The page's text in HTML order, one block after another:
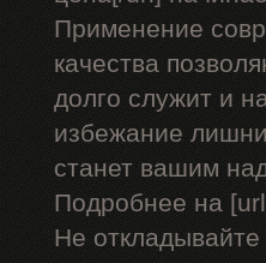
Применение
качества
долго служит и
избежание
станет вашим
Подробнее на
Не